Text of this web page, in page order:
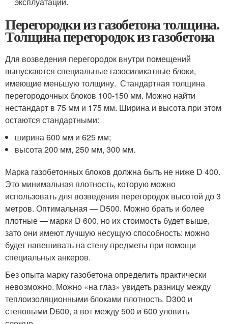
Перегородки из газобетона толщина.
Толщина перегородок из газобетона
Для возведения перегородок внутри помещений
выпускаются специальные газосиликатные блоки,
имеющие меньшую толщину. Стандартная толщина
перегородочных блоков 100-150 мм. Можно найти
нестандарт в 75 мм и 175 мм. Ширина и высота при этом
остаются стандартными:
ширина 600 мм и 625 мм;
высота 200 мм, 250 мм, 300 мм.
Марка газобетонных блоков должна быть не ниже D 400.
Это минимальная плотность, которую можно
использовать для возведения перегородок высотой до 3
метров. Оптимальная — D500. Можно брать и более
плотные — марки D 600, но их стоимость будет выше,
зато они имеют лучшую несущую способность: можно
будет навешивать на стену предметы при помощи
специальных анкеров.
Без опыта марку газобетона определить практически
невозможно. Можно «на глаз» увидеть разницу между
теплоизоляционными блоками плотность. D300 и
стеновыми D600, а вот между 500 и 600 уловить